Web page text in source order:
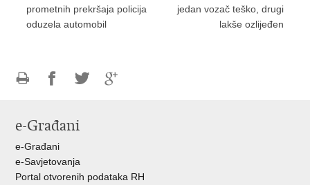
prometnih prekršaja policija
oduzela automobil
jedan vozač teško, drugi
lakše ozlijeđen
FacebookuTwitteru
e-Građani
e-Građani
e-Savjetovanja
Portal otvorenih podataka RH